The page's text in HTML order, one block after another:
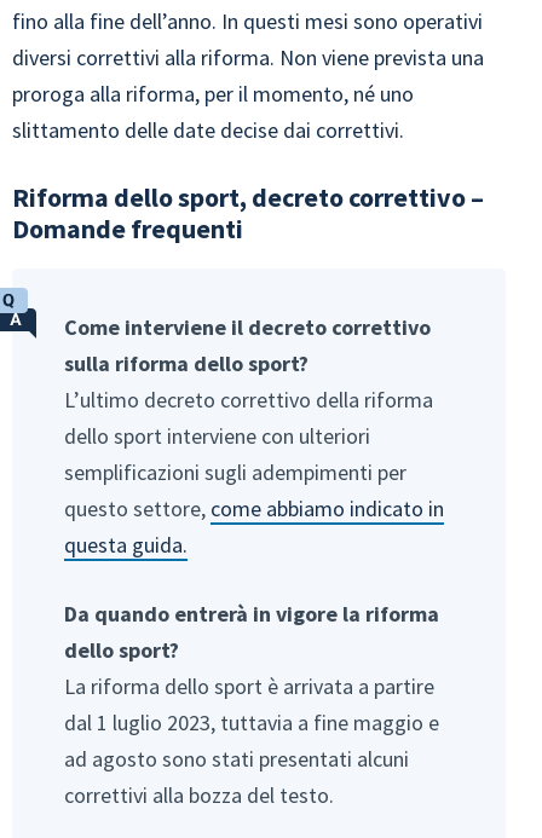
fino alla fine dell’anno. In questi mesi sono operativi
diversi correttivi alla riforma. Non viene prevista una
proroga alla riforma, per il momento, né uno
slittamento delle date decise dai correttivi.
Riforma dello sport, decreto correttivo –
Domande frequenti
Come interviene il decreto correttivo
sulla riforma dello sport?
L’ultimo decreto correttivo della riforma
dello sport interviene con ulteriori
semplificazioni sugli adempimenti per
questo settore, come abbiamo indicato in
questa guida.
Da quando entrerà in vigore la riforma
dello sport?
La riforma dello sport è arrivata a partire
dal 1 luglio 2023, tuttavia a fine maggio e
ad agosto sono stati presentati alcuni
correttivi alla bozza del testo.